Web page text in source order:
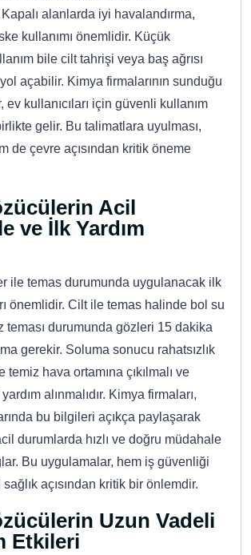
alanlarda iyi havalandırma,
kullanımı önemlidir. Küçük
bile cilt tahrişi veya baş ağrısı
açabilir. Kimya firmalarının sunduğu
ev kullanıcıları için güvenli kullanım
gelir. Bu talimatlara uyulması,
de çevre açısından kritik öneme
Acil
ve İlk Yardım
ile temas durumunda uygulanacak ilk
önemlidir. Cilt ile temas halinde bol su
teması durumunda gözleri 15 dakika
gerekir. Soluma sonucu rahatsızlık
hava ortamına çıkılmalı ve
alınmalıdır. Kimya firmaları,
bu bilgileri açıkça paylaşarak
durumlarda hızlı ve doğru müdahale
Bu uygulamalar, hem iş güvenliği
açısından kritik bir önlemdir.
Uzun Vadeli
Etkileri